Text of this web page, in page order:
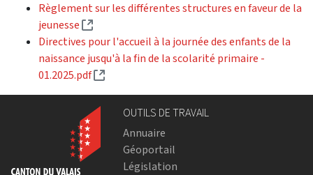
Règlement sur les différentes structures en faveur de la
jeunesse
(External link)
Directives pour l'accueil à la journée des enfants de la
naissance jusqu'à la fin de la scolarité primaire -
01.2025.pdf
(External link)
OUTILS DE TRAVAIL
Annuaire
Géoportail
Législation